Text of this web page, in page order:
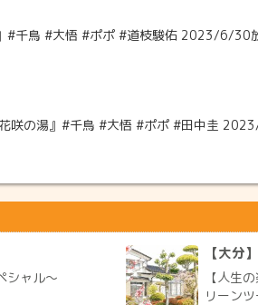
#千鳥 #大悟 #ポポ #道枝駿佑 2023/6/30
花咲の湯』#千鳥 #大悟 #ポポ #田中圭
シャル～
【大分
【人生
リーン